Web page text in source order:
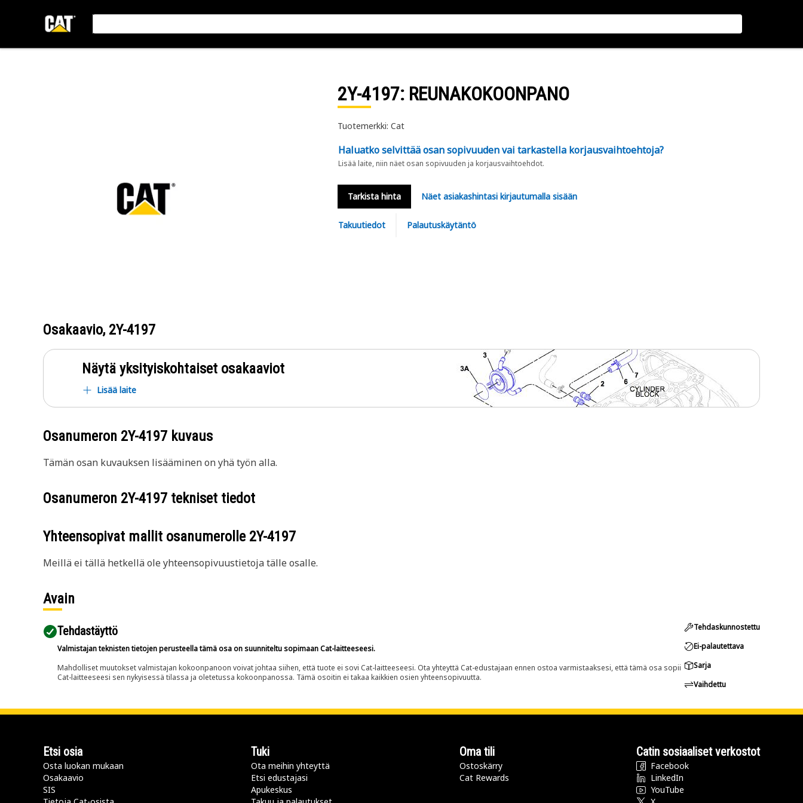
2Y-4197: REUNAKOKOONPANO
Tuotemerkki: Cat
Haluatko selvittää osan sopivuuden vai tarkastella korjausvaihtoehtoja?
Lisää laite, niin näet osan sopivuuden ja korjausvaihtoehdot.
Tarkista hinta Näet asiakashintasi kirjautumalla sisään
Takuutiedot Palautuskäytäntö
Osakaavio, 2Y-4197
Näytä yksityiskohtaiset osakaaviot
Lisää laite
Osanumeron 2Y-4197 kuvaus
Tämän osan kuvauksen lisääminen on yhä työn alla.
Osanumeron 2Y-4197 tekniset tiedot
Yhteensopivat mallit osanumerolle 2Y-4197
Meillä ei tällä hetkellä ole yhteensopivuustietoja tälle osalle.
Avain
Tehdastäyttö
Valmistajan teknisten tietojen perusteella tämä osa on suunniteltu sopimaan Cat-laitteeseesi.
Mahdolliset muutokset valmistajan kokoonpanoon voivat johtaa siihen, että tuote ei sovi Cat-laitteeseesi. Ota yhteyttä Cat-edustajaan ennen ostoa varmistaaksesi, että tämä osa sopii
Cat-laitteeseesi sen nykyisessä tilassa ja oletetussa kokoonpanossa. Tämä osoitin ei takaa kaikkien osien yhteensopivuutta.
Tehdaskunnostettu
Ei-palautettava
Sarja
Vaihdettu
Etsi osia
Osta luokan mukaan
Osakaavio
SIS
Tuki
Ota meihin yhteyttä
Etsi edustajasi
Apukeskus
Oma tili
Ostoskärry
Cat Rewards
Catin sosiaaliset verkostot
Facebook
LinkedIn
YouTube